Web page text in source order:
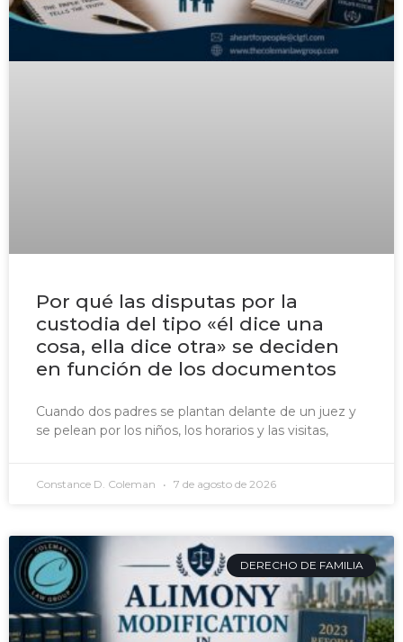
Por qué las disputas por la
custodia del tipo «él dice una
cosa, ella dice otra» se deciden
en función de los documentos
Cuando dos padres se plantan delante de un juez y
se pelean por los niños, los horarios y las visitas,
Constance D. Coleman 7 de agosto de 2026
DERECHO DE FAMILIA